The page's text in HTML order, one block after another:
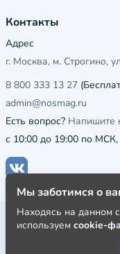
Контакты
Адрес
г. Москва, м. Строгино,
8 800 333 13 27
admin@nosmag.ru
Есть вопрос? Напишите
с 10:00 до 19:00 по
Публичная оферта
Пользовательское
Мы заботимся о
Находясь на данном
используем cookie-